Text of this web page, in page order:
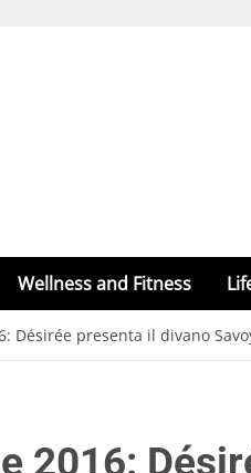
Wellness and Fitness
Désirée presenta il divano
2016: